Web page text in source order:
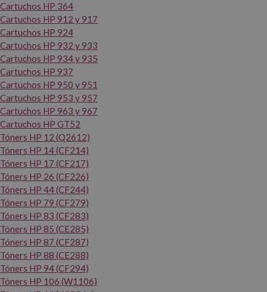
Cartuchos HP 364
Cartuchos HP 912 y 917
Cartuchos HP 924
Cartuchos HP 932 y 933
Cartuchos HP 934 y 935
Cartuchos HP 937
Cartuchos HP 950 y 951
Cartuchos HP 953 y 957
Cartuchos HP 963 y 967
Cartuchos HP GT52
Tóners HP 12 (Q2612)
Tóners HP 14 (CF214)
Tóners HP 17 (CF217)
Tóners HP 26 (CF226)
Tóners HP 44 (CF244)
Tóners HP 79 (CF279)
Tóners HP 83 (CF283)
Tóners HP 85 (CE285)
Tóners HP 87 (CF287)
Tóners HP 88 (CE288)
Tóners HP 94 (CF294)
Tóners HP 106 (W1106)